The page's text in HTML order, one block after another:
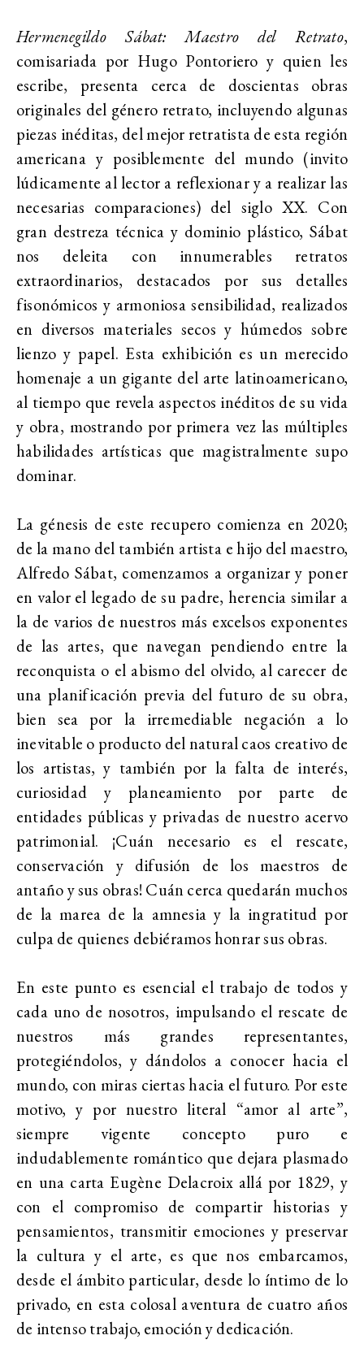
Hermenegildo Sábat: Maestro del Retrato,
comisariada por Hugo Pontoriero y quien les
escribe, presenta cerca de doscientas obras
originales del género retrato, incluyendo algunas
piezas inéditas, del mejor retratista de esta región
americana y posiblemente del mundo (invito
lúdicamente al lector a reflexionar y a realizar las
necesarias comparaciones) del siglo XX. Con
gran destreza técnica y dominio plástico, Sábat
nos deleita con innumerables retratos
extraordinarios, destacados por sus detalles
fisonómicos y armoniosa sensibilidad, realizados
en diversos materiales secos y húmedos sobre
lienzo y papel. Esta exhibición es un merecido
homenaje a un gigante del arte latinoamericano,
al tiempo que revela aspectos inéditos de su vida
y obra, mostrando por primera vez las múltiples
habilidades artísticas que magistralmente supo
dominar.
La génesis de este recupero comienza en 2020;
de la mano del también artista e hijo del maestro,
Alfredo Sábat, comenzamos a organizar y poner
en valor el legado de su padre, herencia similar a
la de varios de nuestros más excelsos exponentes
de las artes, que navegan pendiendo entre la
reconquista o el abismo del olvido, al carecer de
una planificación previa del futuro de su obra,
bien sea por la irremediable negación a lo
inevitable o producto del natural caos creativo de
los artistas, y también por la falta de interés,
curiosidad y planeamiento por parte de
entidades públicas y privadas de nuestro acervo
patrimonial. ¡Cuán necesario es el rescate,
conservación y difusión de los maestros de
antaño y sus obras! Cuán cerca quedarán muchos
de la marea de la amnesia y la ingratitud por
culpa de quienes debiéramos honrar sus obras.
En este punto es esencial el trabajo de todos y
cada uno de nosotros, impulsando el rescate de
nuestros más grandes representantes,
protegiéndolos, y dándolos a conocer hacia el
mundo, con miras ciertas hacia el futuro. Por este
motivo, y por nuestro literal “amor al arte”,
siempre vigente concepto puro e
indudablemente romántico que dejara plasmado
en una carta Eugène Delacroix allá por 1829, y
con el compromiso de compartir historias y
pensamientos, transmitir emociones y preservar
la cultura y el arte, es que nos embarcamos,
desde el ámbito particular, desde lo íntimo de lo
privado, en esta colosal aventura de cuatro años
de intenso trabajo, emoción y dedicación.